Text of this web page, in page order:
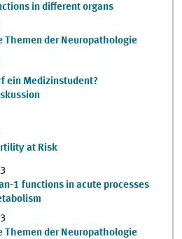
in different organs
Themen der Neuropathologie
ein Medizinstudent?
at Risk
1 functions in acute processes
Themen der Neuropathologie